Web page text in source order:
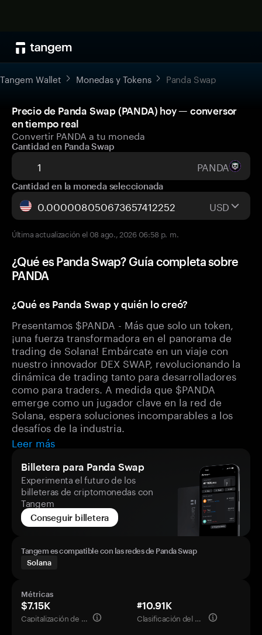
Tangem Wallet Monedas y Tokens Panda Swap
Precio de Panda Swap (PANDA) hoy — conversor
en tiempo real
Convertir PANDA a tu moneda
Cantidad en Panda Swap
PANDA
Cantidad en la moneda seleccionada
USD
Última actualización el 08 ago., 2026 06:58 p. m.
¿Qué es Panda Swap? Guía completa sobre
PANDA
¿Qué es Panda Swap y quién lo creó?
Presentamos $PANDA - Más que solo un token,
¡una fuerza transformadora en el panorama de
trading de Solana! Embárcate en un viaje con
nuestro innovador DEX SWAP, revolucionando la
dinámica de trading tanto para desarrolladores
como para traders. A medida que $PANDA
emerge como un jugador clave en la red de
Solana, espera soluciones incomparables a los
desafíos de la industria.
Leer más
Billetera para Panda Swap
Experimenta el futuro de los
billeteras de criptomonedas con
Tangem
Conseguir billetera
Tangem es compatible con las redes de Panda Swap
Solana
Métricas
$7.15K
Capitalización de mercado
#10.91K
Clasificación del mercado